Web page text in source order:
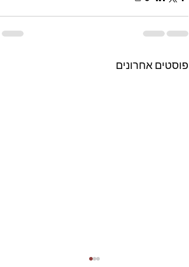
פוסטים אחרונים